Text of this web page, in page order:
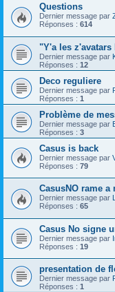
Questions
Dernier message par
Réponses : 614
"Y'a les
Dernier message par
Réponses : 12
Deco reguliere
Dernier message par
Réponses : 1
Problème de
Dernier message par
Réponses : 3
Casus is back
Dernier message par
Réponses : 79
CasusNO rame a
Dernier message par
Réponses : 65
Casus No signe
Dernier message par
Réponses : 19
presentation de
Dernier message par
Réponses : 1